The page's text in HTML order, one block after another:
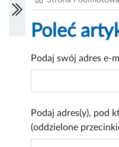
Poleć
Podaj swój adres e-
Podaj adres(y), pod
(oddzielone